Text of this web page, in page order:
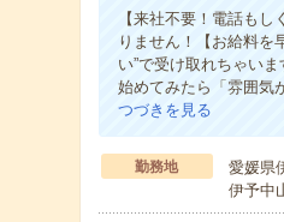
【来社不要！電話も
りません！【お給料を
い”で受け取れちゃい
始めてみたら「雰囲
つづきを見る
勤務地
愛媛県
伊予中